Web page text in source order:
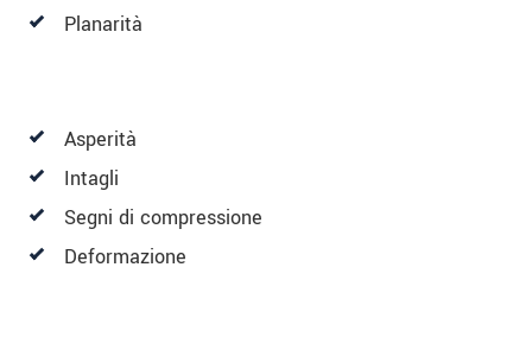
Planarità
Asperità
Intagli
Segni di compressione
Deformazione